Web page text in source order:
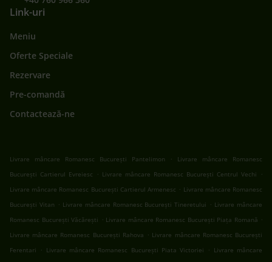
Link-uri
Meniu
Oferte Speciale
Rezervare
Pre-comandă
Contactează-ne
Livrare mâncare Romanesc București Pantelimon .
Livrare mâncare Romanesc
București Cartierul Evreiesc
. Livrare mâncare Romanesc București Centrul Vechi
.
Livrare mâncare Romanesc București Cartierul Armenesc . Livrare mâncare Romanesc
București Vitan . Livrare mâncare Romanesc București Tineretului . Livrare mâncare
Romanesc București Văcărești . Livrare mâncare Romanesc București Piața Romană .
Livrare mâncare Romanesc București Rahova . Livrare mâncare Romanesc București
Ferentari
. Livrare mâncare Romanesc București Piata Victoriei . Livrare mâncare